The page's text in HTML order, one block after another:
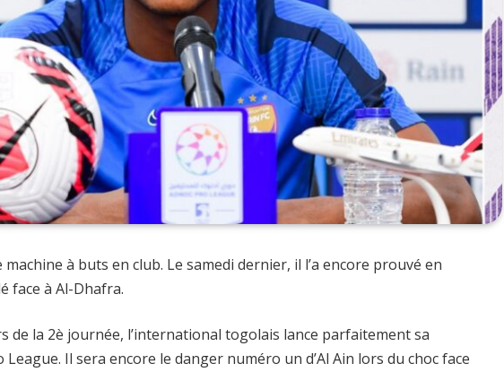
machine à buts en club. Le samedi dernier, il l’a encore prouvé en
face à Al-Dhafra.
de la 2è journée, l’international togolais lance parfaitement sa
League. Il sera encore le danger numéro un d’Al Ain lors du choc face